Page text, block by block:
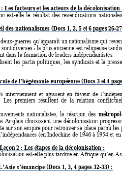
: Les facteurs et les acteurs de la
est-elle le résultat des revendications
il des nationalismes (Docs 1, 2, 5 et 6 pages 26-
guerres qu’apparaît un nationalisme qui
sont diverses : la plus ancienne est religieuse
dans la formation de leaders indépendantistes.
les partis politiques, les syndicats et la
de l’hégémonie européenne (Docs 3 et 4
interviennent et agissent en faveur de
Les  premiers  résultent  de  la relation
nationalistes, la réaction des
Anglais choisissent une décolonisation
sur son empire pour retrouver sa place parmi les
s (en Indochine de 1946 à 1954 et
Leçon 2 : Les étapes de la décolonisation :
est-elle plus tardive en Afrique qu’en
s’émancipe (Docs 1, 3, 4 pages 32-33) :